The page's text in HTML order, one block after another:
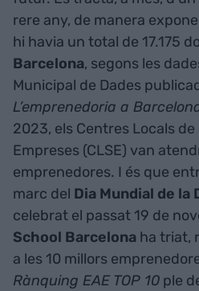
rere any, de manera
hi havia un total de 17.175
Barcelona, segons les
Municipal de Dades
L’emprenedoria a
2023, els Centres Locals de
Empreses (CLSE) van
emprenedores. I és que
marc del Dia Mundial de la
celebrat el passat 19 de
School Barcelona ha triat,
a les 10 millors
Rànquing EAE TOP 10 ple